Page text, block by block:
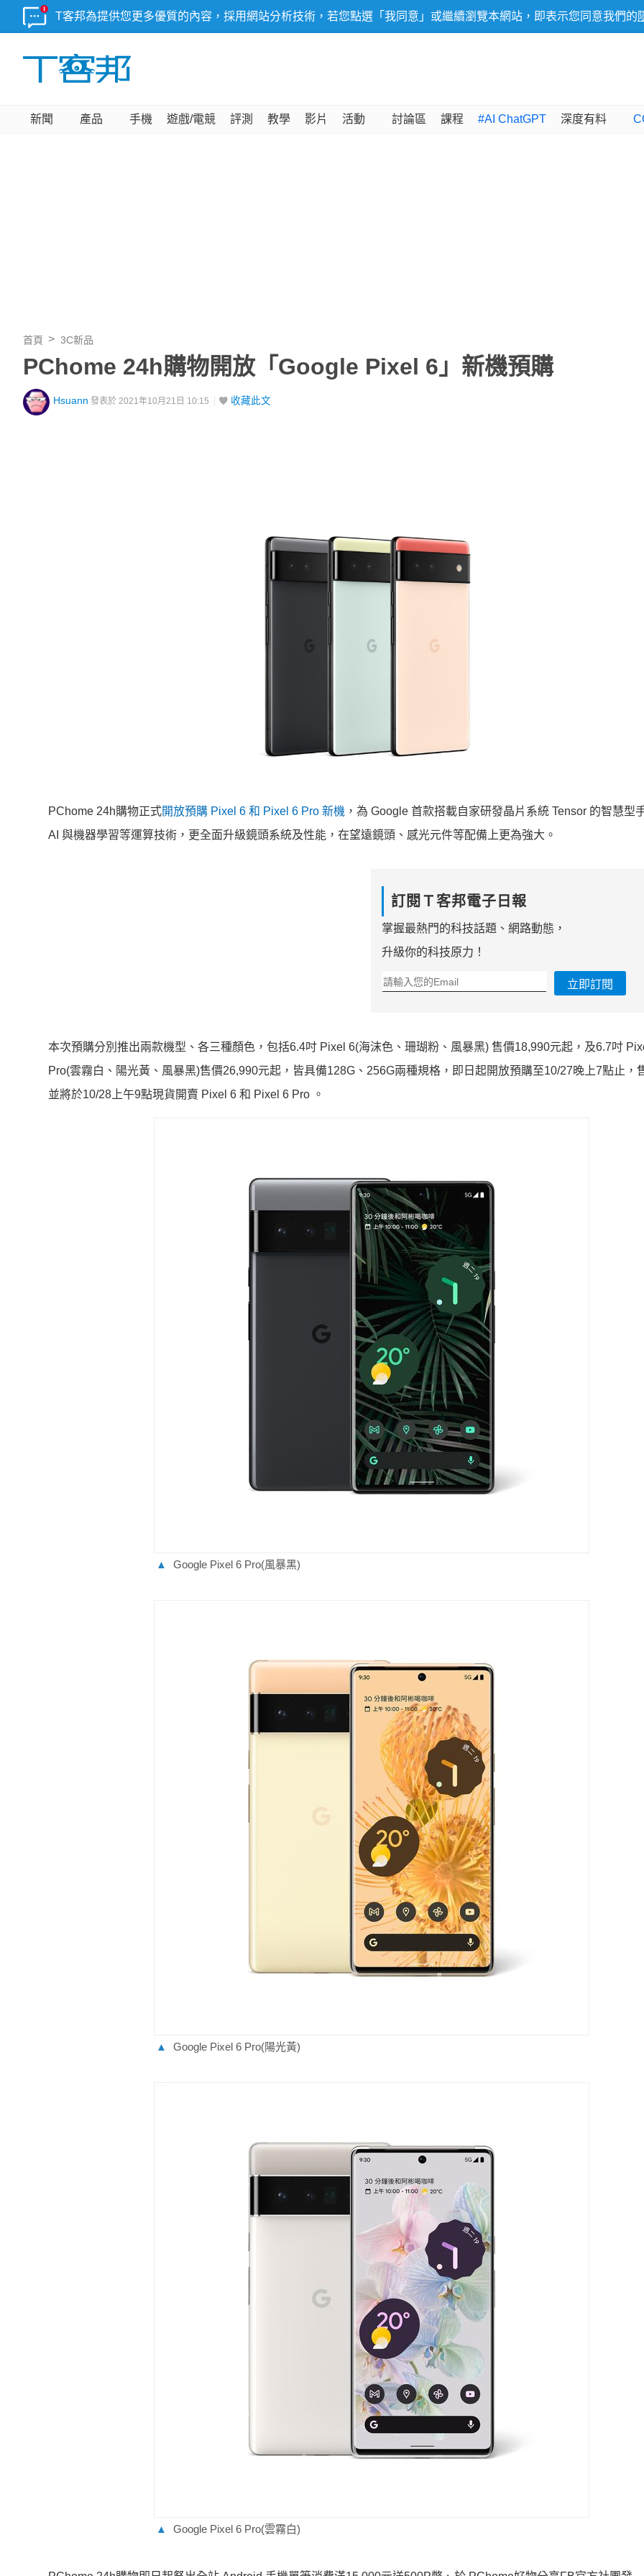
T客邦為提供您更多優質的內容，採用網站分析技術，若您點選「我同意」或繼續瀏覽本網站，即表示您同意我們的
新聞 產品 手機 遊戲/電競 評測 教學 影片 活動 討論區 課程 #AI ChatGPT 深度有料
首頁 3C新品
PChome 24h購物開放「Google Pixel 6」新機預購
Hsuann 發表於 2021年10月21日 10:15 收藏此文
PChome 24h購物正式開放預購 Pixel 6 和 Pixel 6 Pro 新機 ，為 Google 首款搭載自家研發晶片系統 Tensor 的智慧型
AI 與機器學習等運算技術， 更全面升級鏡頭系統及性能，在望遠鏡頭、 感光元件等配備上更為強大。
訂閱Ｔ客邦電子日報
掌握最熱門的科技話題、網路動態，
升級你的科技原力！
立即訂閱
本次預購分別推出兩款機型、 各三種顏色，包括6.4吋 Pixel 6(海沫色、珊瑚粉、風暴黑) 售價18,990元起，及6.7吋
Pro(雲霧白、陽光黃、風暴黑)售價26,990元起，皆具備128G、256G兩種規格，即日起開放預購至10/27晚上7點止，
並將於10/28上午9點現貨開賣 Pixel 6 和 Pixel 6 Pro 。
▲ Google Pixel 6 Pro(風暴黑)
▲ Google Pixel 6 Pro(陽光黃)
▲ Google Pixel 6 Pro(雲霧白)